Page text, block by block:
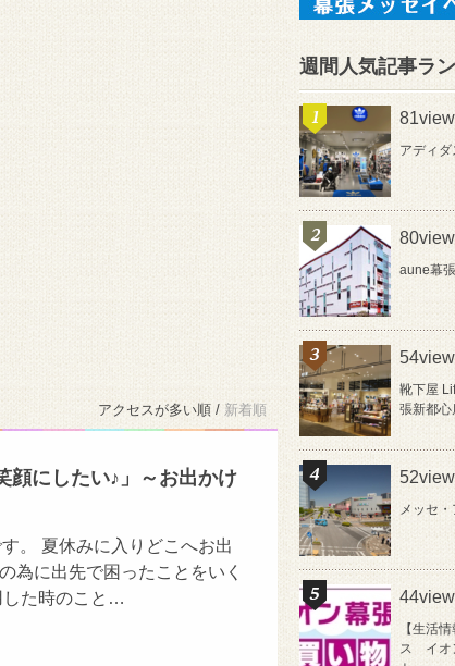
アクセスが多い順 / 新着順
顔にしたい♪」～お出かけ
。 夏休みに入りどこへお出
為に出先で困ったことをいく
した時のこと…
週間人気記事ラ
81view
アディ
80view
aune幕張
54view
靴下屋
張新都心
52view
メッセ
44view
【生活
ス イオ